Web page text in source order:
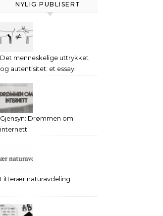
NYLIG PUBLISERT
Det menneskelige uttrykket
og autentisitet: et essay
Gjensyn: Drømmen om
internett
Litterær naturavdeling